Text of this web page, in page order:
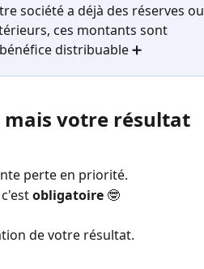
société a déjà des réserves ou
ces montants sont
distribuable ➕
votre résultat
perte en priorité.
obligatoire 🤓
de votre résultat.